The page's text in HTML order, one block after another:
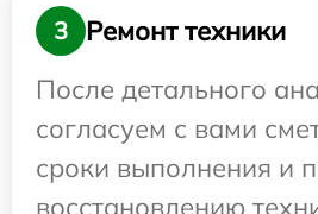
3
Ремонт техники
После детального
согласуем с вами
сроки выполнения и
восстановлению